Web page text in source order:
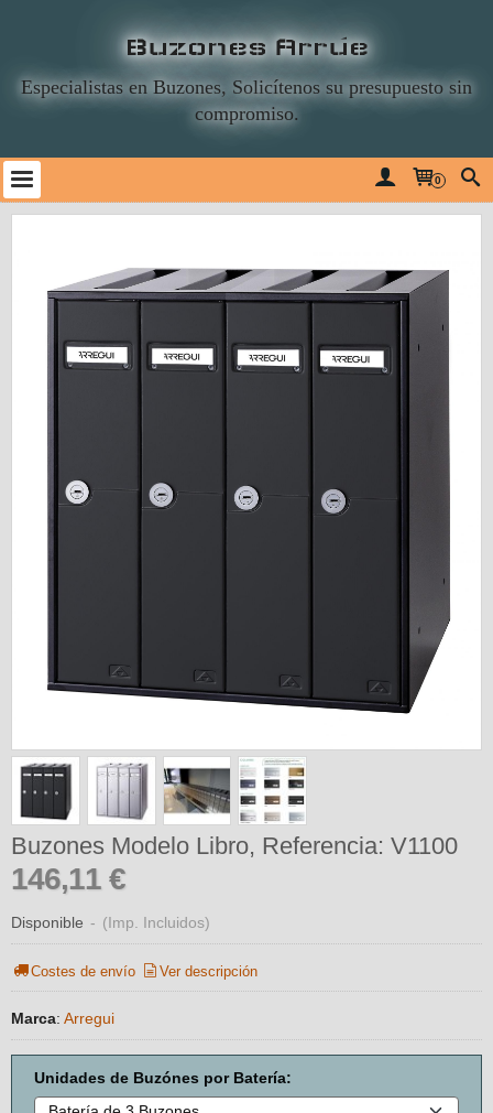
Buzones Arrúe
Especialistas en Buzones, Solicítenos su presupuesto sin
compromiso.
0
Buzones Modelo Libro, Referencia: V1100
146,11 €
Disponible - (Imp. Incluidos)
Costes de envío Ver descripción
Marca: Arregui
Unidades de Buzónes por Batería: